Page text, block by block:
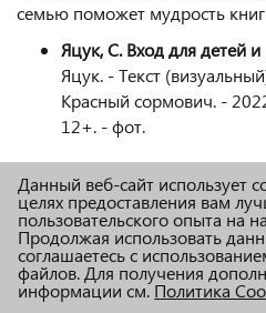
семью поможет мудрость
Яцук, С. Вход для детей
Яцук. - Текст
Красный сормович. -
12+. - фот.
В детской библиотеке им.
мероприятий, посвященных
верности.
Крапивина, Л. Рисуйте
Людмила Крапивина. -
непосредственный //
Данный веб-сайт использует
целях предоставления вам
пользовательского опыта на
Продолжая использовать
соглашаетесь с
файлов. Для получения
информации см.Политика